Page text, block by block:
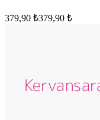
379,90 ₺379,90 ₺